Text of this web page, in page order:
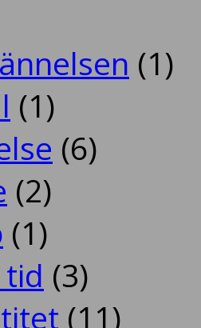
(1)
(1)
(6)
(2)
(1)
(3)
(11)